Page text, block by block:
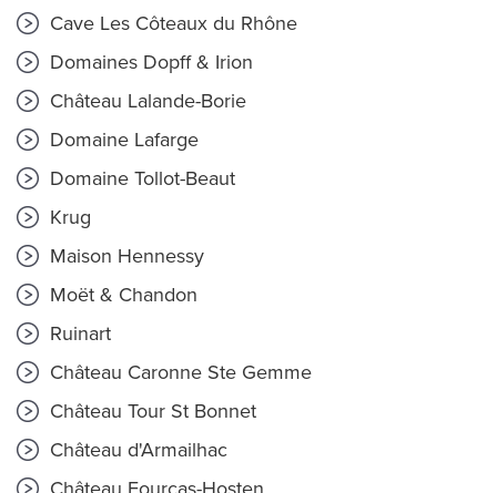
Cave Les Côteaux du Rhône
Domaines Dopff & Irion
Château Lalande-Borie
Domaine Lafarge
Domaine Tollot-Beaut
Krug
Maison Hennessy
Moët & Chandon
Ruinart
Château Caronne Ste Gemme
Château Tour St Bonnet
Château d'Armailhac